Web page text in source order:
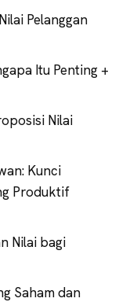
Pelanggan
Itu Penting +
Nilai
Kunci
Produktif
Nilai bagi
Saham dan